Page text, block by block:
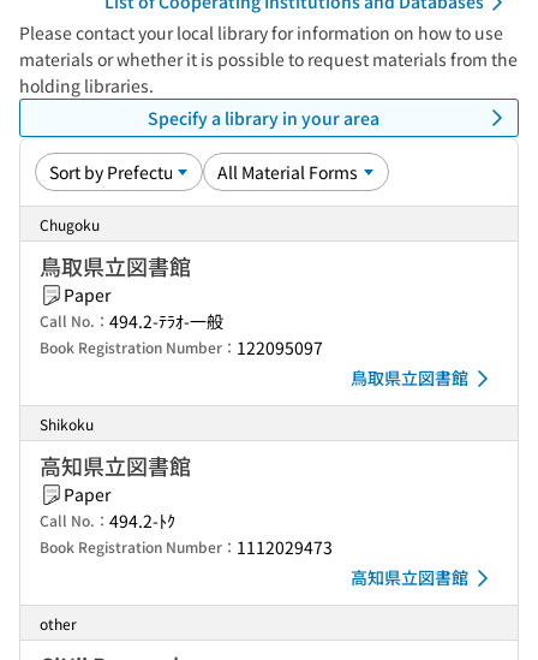
Please contact your local library for information on how to use
materials or whether it is possible to request materials from the
holding libraries.
Specify a library in your area
Chugoku
鳥取県立図書館
Paper
Call No.： 494.2-ﾃﾗｵ-一般
Book Registration Number： 122095097
鳥取県立図書館
Shikoku
高知県立図書館
Paper
Call No.： 494.2-ﾄｸ
Book Registration Number： 1112029473
高知県立図書館
other